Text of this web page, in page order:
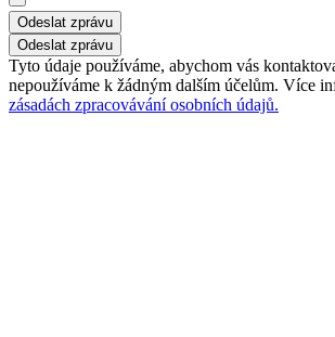
Odeslat zprávu
Tyto údaje používáme, abychom vás
nepoužíváme k žádným dalším účelům. Více
zásadách zpracovávání osobních údajů.